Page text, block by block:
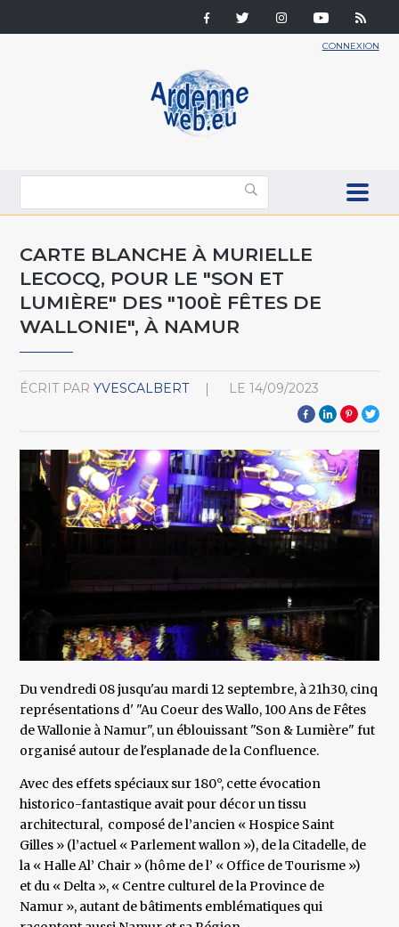
CONNEXION
CARTE BLANCHE À MURIELLE
LECOCQ, POUR LE "SON ET
LUMIÈRE" DES "100È FÊTES DE
WALLONIE", À NAMUR
ÉCRIT PAR YVESCALBERT LE 14/09/2023
Du vendredi 08 jusqu'au mardi 12 septembre, à 21h30, cinq
représentations d' "Au Coeur des Wallo, 100 Ans de Fêtes
de Wallonie à Namur", un éblouissant "Son & Lumière" fut
organisé autour de l'esplanade de la Confluence.
Avec des effets spéciaux sur 180°, cette évocation
historico-fantastique avait pour décor un tissu
architectural, composé de l’ancien « Hospice Saint
Gilles » (l’actuel « Parlement wallon »), de la Citadelle, de
la « Halle Al’ Chair » (hôme de l’ « Office de Tourisme »)
et du « Delta », « Centre culturel de la Province de
Namur », autant de bâtiments emblématiques qui